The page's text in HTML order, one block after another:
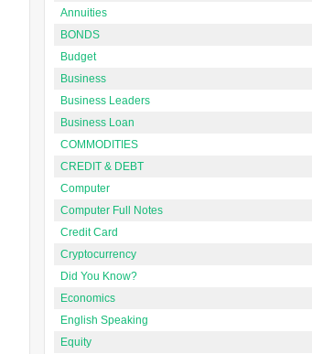
Annuities
BONDS
Budget
Business
Business Leaders
Business Loan
COMMODITIES
CREDIT & DEBT
Computer
Computer Full Notes
Credit Card
Cryptocurrency
Did You Know?
Economics
English Speaking
Equity